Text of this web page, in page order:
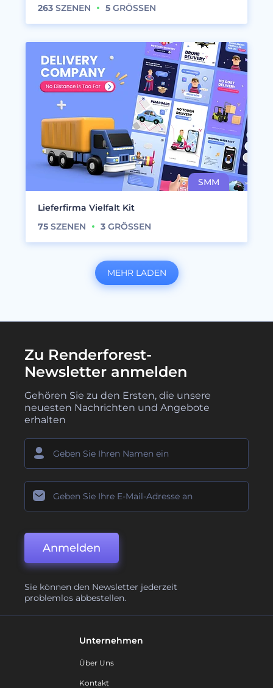
263 SZENEN 5 GRÖSSEN
Lieferfirma Vielfalt Kit
75 SZENEN 3 GRÖSSEN
MEHR LADEN
Zu Renderforest-
Newsletter anmelden
Gehören Sie zu den Ersten, die unsere
neuesten Nachrichten und Angebote
erhalten
Anmelden
Sie können den Newsletter jederzeit
problemlos abbestellen.
Unternehmen
Über Uns
Kontakt